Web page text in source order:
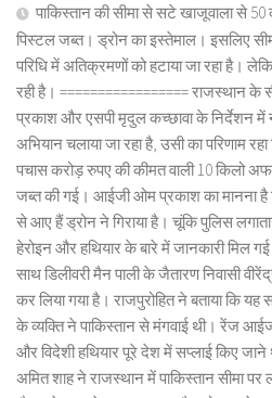
पाकिस्तान की सीमा से सटे खाजूवाला से
पिस्टल जब्त। ड्रोन का इस्तेमाल। इसलिए
परिधि में अतिक्रमणों को हटाया जा रहा है।
रही है। ================= राजस्थान के
प्रकाश और एसपी मृदुल कच्छावा के निर्देशन में
अभियान चलाया जा रहा है, उसी का परिणाम
पचास करोड़ रुपए की कीमत वाली 10 किलो
जब्त की गई। आईजी ओम प्रकाश का मानना है
से आए हैं ड्रोन ने गिराया है। चूंकि पुलिस
हेरोइन और हथियार के बारे में जानकारी मिल
साथ डिलीवरी मैन पाली के जैतारण निवासी
कर लिया गया है। राजपुरोहित ने बताया कि
के व्यक्ति ने पाकिस्तान से मंगवाई थी। रेंज
और विदेशी हथियार पूरे देश में सप्लाई किए जाने
अमित शाह ने राजस्थान में पाकिस्तान सीमा